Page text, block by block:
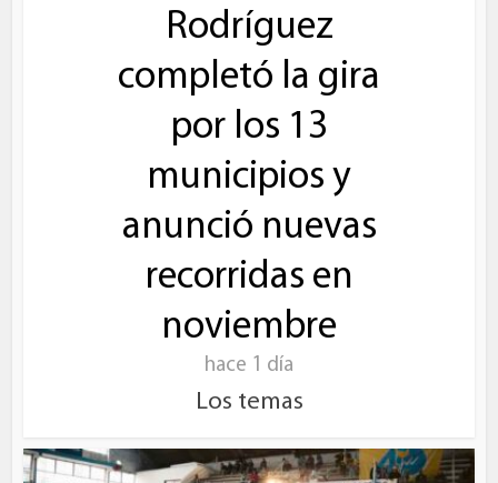
Rodríguez
completó la gira
por los 13
municipios y
anunció nuevas
recorridas en
noviembre
hace 1 día
Los temas